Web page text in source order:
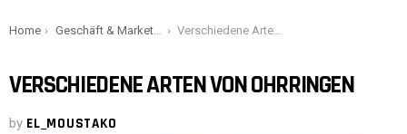
You are here:
Home Geschäft & Marketing Verschiedene Arten von Ohrringen
VERSCHIEDENE ARTEN VON OHRRINGEN
by EL_MOUSTAKO